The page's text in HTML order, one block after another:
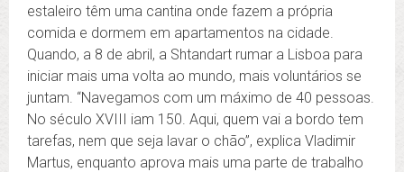
estaleiro têm uma cantina onde fazem a própria
comida e dormem em apartamentos na cidade.
Quando, a 8 de abril, a Shtandart rumar a Lisboa para
iniciar mais uma volta ao mundo, mais voluntários se
juntam. “Navegamos com um máximo de 40 pessoas.
No século XVIII iam 150. Aqui, quem vai a bordo tem
tarefas, nem que seja lavar o chão”, explica Vladimir
Martus, enquanto aprova mais uma parte de trabalho